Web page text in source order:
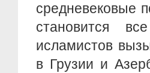
средневековые
становится
исламистов
в Грузии и